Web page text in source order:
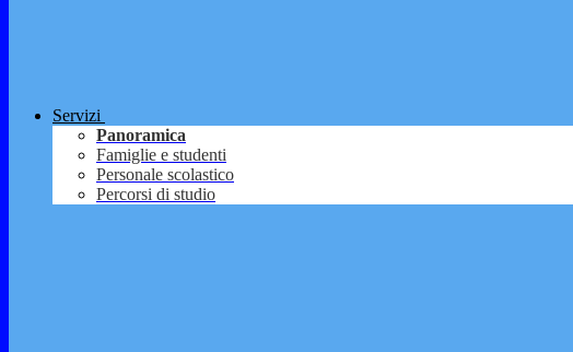
Servizi
Panoramica
Famiglie e studenti
Personale scolastico
Percorsi di studio